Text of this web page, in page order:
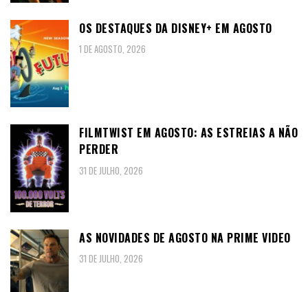
OS DESTAQUES DA DISNEY+ EM AGOSTO
1 DE AGOSTO, 2026
FILMTWIST EM AGOSTO: AS ESTREIAS A NÃO
PERDER
31 DE JULHO, 2026
AS NOVIDADES DE AGOSTO NA PRIME VIDEO
31 DE JULHO, 2026